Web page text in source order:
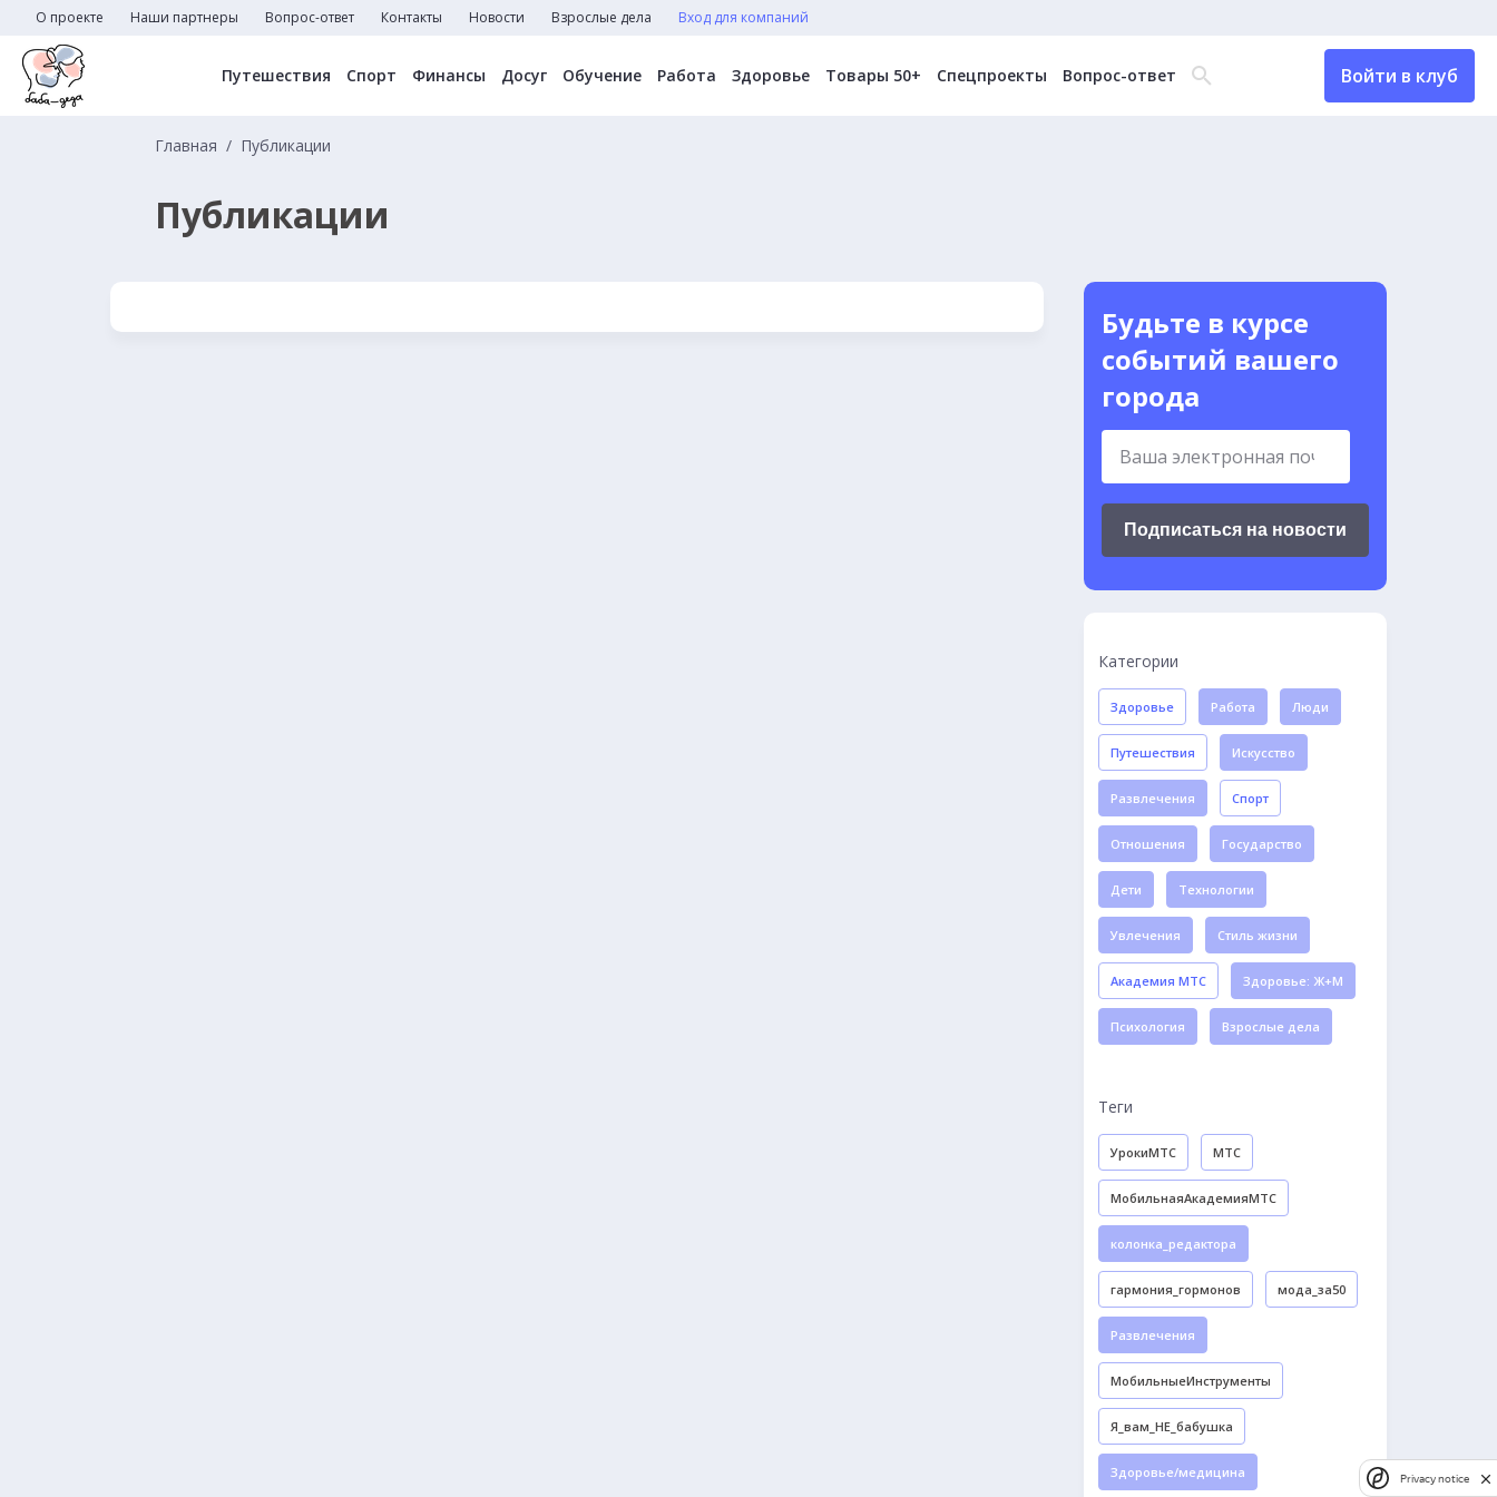
О проекте Наши партнеры Вопрос-ответ Контакты Новости Взрослые дела Вход для компаний
Путешествия Спорт Финансы Досуг Обучение Работа Здоровье Товары 50+ Спецпроекты Вопрос-ответ Войти в клуб
Главная Публикации
Публикации
Будьте в курсе
событий вашего
города
Подписаться на новости
Категории
Здоровье Работа Люди
Путешествия Искусство
Развлечения Спорт
Отношения Государство
Дети Технологии
Увлечения Стиль жизни
Академия МТС Здоровье: Ж+М
Психология Взрослые дела
Теги
УрокиМТС МТС
МобильнаяАкадемияМТС
колонка_редактора
гармония_гормонов мода_за50
Развлечения
МобильныеИнструменты
Я_вам_НЕ_бабушка
Здоровье/медицина Privacy notice